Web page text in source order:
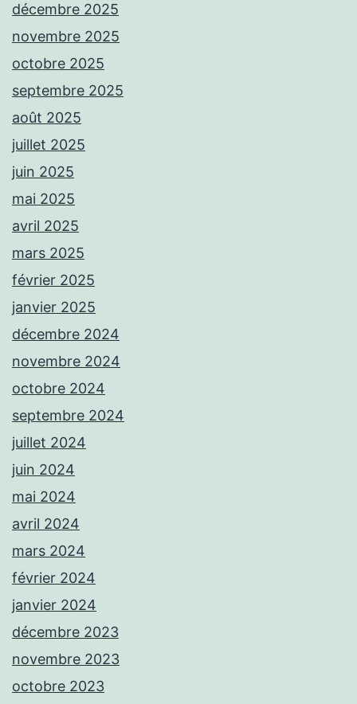
décembre 2025
novembre 2025
octobre 2025
septembre 2025
août 2025
juillet 2025
juin 2025
mai 2025
avril 2025
mars 2025
février 2025
janvier 2025
décembre 2024
novembre 2024
octobre 2024
septembre 2024
juillet 2024
juin 2024
mai 2024
avril 2024
mars 2024
février 2024
janvier 2024
décembre 2023
novembre 2023
octobre 2023